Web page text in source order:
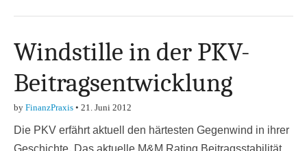
Windstille in der PKV-
Beitragsentwicklung
by FinanzPraxis • 21. Juni 2012
Die PKV erfährt aktuell den härtesten Gegenwind in ihrer
Geschichte. Das aktuelle M&M Rating Beitragsstabilität